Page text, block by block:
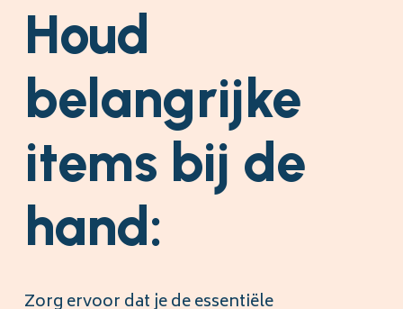
Houd
belangrijke
items bij de
hand:
Zorg ervoor dat je de essentiële